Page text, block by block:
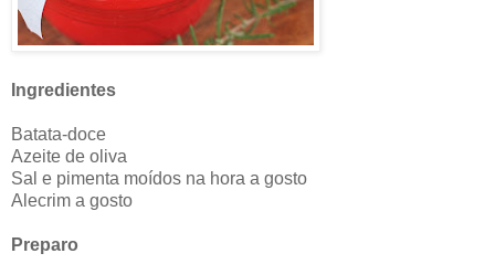
Ingredientes
Batata-doce
Azeite de oliva
Sal e pimenta moídos na hora a gosto
Alecrim a gosto
Preparo